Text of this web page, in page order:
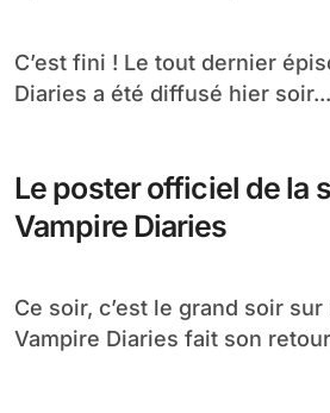
C’est fini ! Le tout dernier épisode de Vampire
Diaries a été diffusé hier soir...
Le poster officiel de la
Vampire Diaries
Ce soir, c’est le grand soir sur la CW puisque
Vampire Diaries fait son